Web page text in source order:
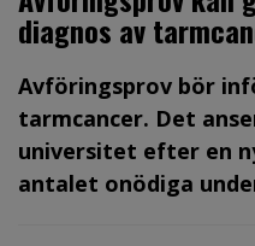
diagnos av
Avföringsprov bör
tarmcancer. Det
universitet efter en
antalet onödiga